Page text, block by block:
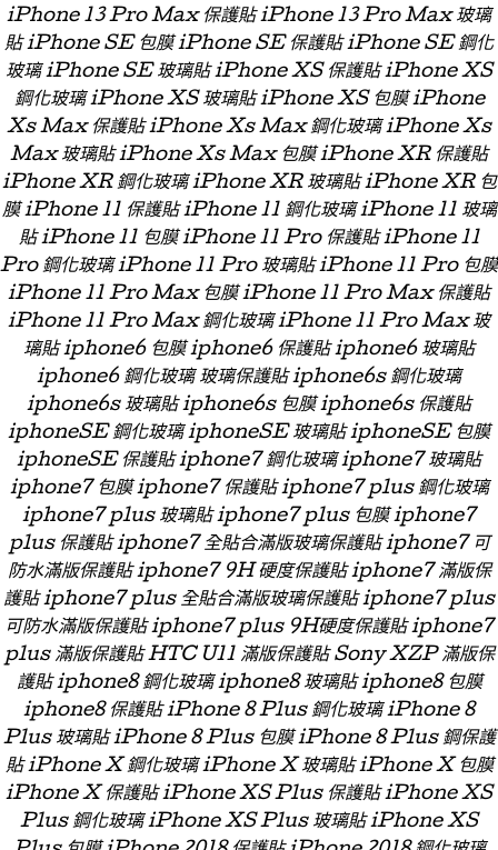
iPhone 13 Pro Max 保護貼 iPhone 13 Pro Max 玻璃
貼 iPhone SE 包膜 iPhone SE 保護貼 iPhone SE 鋼化
玻璃 iPhone SE 玻璃貼 iPhone XS 保護貼 iPhone XS
鋼化玻璃 iPhone XS 玻璃貼 iPhone XS 包膜 iPhone
Xs Max 保護貼 iPhone Xs Max 鋼化玻璃 iPhone Xs
Max 玻璃貼 iPhone Xs Max 包膜 iPhone XR 保護貼
iPhone XR 鋼化玻璃 iPhone XR 玻璃貼 iPhone XR 包
膜 iPhone 11 保護貼 iPhone 11 鋼化玻璃 iPhone 11 玻璃
貼 iPhone 11 包膜 iPhone 11 Pro 保護貼 iPhone 11
Pro 鋼化玻璃 iPhone 11 Pro 玻璃貼 iPhone 11 Pro 包膜
iPhone 11 Pro Max 包膜 iPhone 11 Pro Max 保護貼
iPhone 11 Pro Max 鋼化玻璃 iPhone 11 Pro Max 玻
璃貼 iphone6 包膜 iphone6 保護貼 iphone6 玻璃貼
iphone6 鋼化玻璃 玻璃保護貼 iphone6s 鋼化玻璃
iphone6s 玻璃貼 iphone6s 包膜 iphone6s 保護貼
iphoneSE 鋼化玻璃 iphoneSE 玻璃貼 iphoneSE 包膜
iphoneSE 保護貼 iphone7 鋼化玻璃 iphone7 玻璃貼
iphone7 包膜 iphone7 保護貼 iphone7 plus 鋼化玻璃
iphone7 plus 玻璃貼 iphone7 plus 包膜 iphone7
plus 保護貼 iphone7 全貼合滿版玻璃保護貼 iphone7 可
防水滿版保護貼 iphone7 9H 硬度保護貼 iphone7 滿版保
護貼 iphone7 plus 全貼合滿版玻璃保護貼 iphone7 plus
可防水滿版保護貼 iphone7 plus 9H硬度保護貼 iphone7
plus 滿版保護貼 HTC U11 滿版保護貼 Sony XZP 滿版保
護貼 iphone8 鋼化玻璃 iphone8 玻璃貼 iphone8 包膜
iphone8 保護貼 iPhone 8 Plus 鋼化玻璃 iPhone 8
Plus 玻璃貼 iPhone 8 Plus 包膜 iPhone 8 Plus 鋼保護
貼 iPhone X 鋼化玻璃 iPhone X 玻璃貼 iPhone X 包膜
iPhone X 保護貼 iPhone XS Plus 保護貼 iPhone XS
Plus 鋼化玻璃 iPhone XS Plus 玻璃貼 iPhone XS